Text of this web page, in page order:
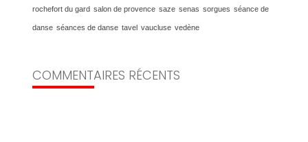
rochefort du gard salon de provence saze senas sorgues séance de
danse séances de danse tavel vaucluse vedène
COMMENTAIRES RÉCENTS